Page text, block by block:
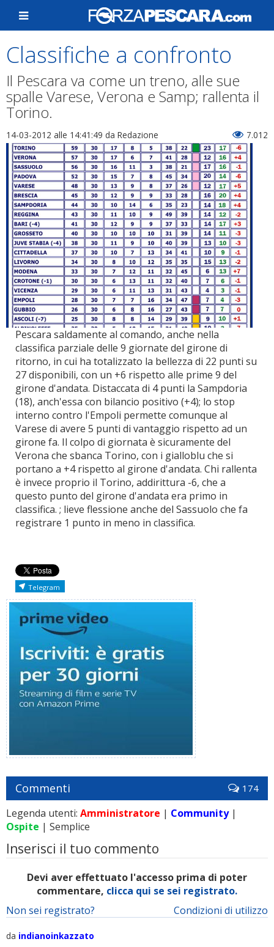
Classifiche a confronto
Il Pescara va come un treno, alle sue
spalle Varese, Verona e Samp; rallenta il
Torino.
14-03-2012 alle 14:41:49 da Redazione 7.012
Pescara saldamente al comando, anche nella
classifica parziale delle 9 giornate del girone di
ritorno, in cui ha totalizzato la bellezza di 22 punti su
27 disponibili, con un +6 rispetto alle prime 9 del
girone d'andata. Distaccata di 4 punti la Sampdoria
(18), anch'essa con bilancio positivo (+4); lo stop
interno contro l'Empoli permette comunque al
Varese di avere 5 punti di vantaggio rispetto ad un
girone fa. Il colpo di giornata è sicuramente del
Verona che sbanca Torino, con i gialloblu che si
portano a +4 rispetto al girone d'andata. Chi rallenta
è invece proprio il Torino, addirittura -6, che a
questo punto del girone d'andata era primo in
classifica. ; lieve flessione anche del Sassuolo che fa
registrare 1 punto in meno in classifica.
Telegram
Commenti 174
Legenda utenti: Amministratore | Community|
Ospite | Semplice
Inserisci il tuo commento
Devi aver effettuato l'accesso prima di poter
commentare, clicca qui se sei registrato.
Condizioni di utilizzo
Non sei registrato?
da indianoinkazzato